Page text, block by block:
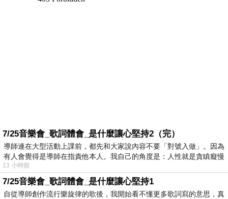
7/25音樂會_歌詞體會_是什麼讓心堅持2（完）
導師連在大型活動上課前，都先和大家說內容不要「對號入做」。因為
有人會覺得是導師在指責他本人。我自己的角度是：人性就是貪瞋癡慢
13 小時前
7/25音樂會_歌詞體會_是什麼讓心堅持1
自從導師創作流行樂旋律的歌後，我開始看不懂更多歌詞寫的意思，真